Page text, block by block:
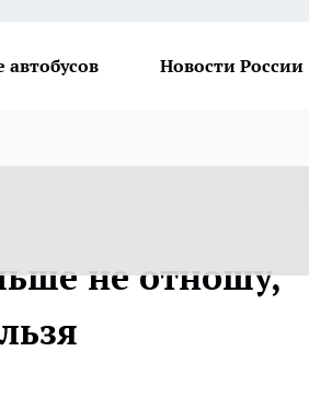
автобусов Новости России
не отношу,